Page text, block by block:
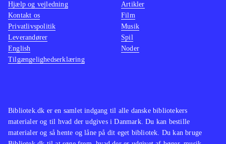
Bibliotek.dk er en samlet indgang til alle danske bibliotekers
materialer og til hvad der udgives i Danmark. Du kan bestille
materialer og så hente og låne på dit eget bibliotek. Du kan bruge
Hjælp og vejledning
Kontakt os
Privatlivspolitik
Leverandører
English
Tilgængelighedserklæring
Artikler
Film
Musik
Spil
Noder